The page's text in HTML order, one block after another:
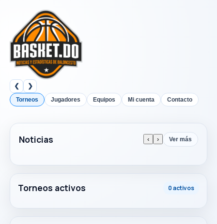
❮ ❯
Torneos Jugadores Equipos Mi cuenta Contacto
Noticias ‹ › Ver más
Torneos activos 0 activos